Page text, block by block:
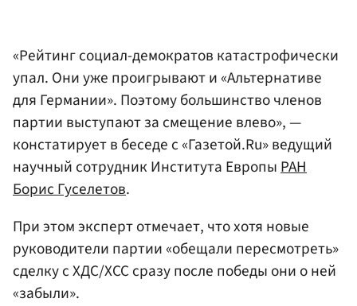
«Рейтинг социал-демократов катастрофически
упал. Они уже проигрывают и «Альтернативе
для Германии». Поэтому большинство членов
партии выступают за смещение влево», —
констатирует в беседе с «Газетой.Ru» ведущий
научный сотрудник Института ЕвропыРАН
Борис Гуселетов.
При этом эксперт отмечает, что хотя новые
руководители партии «обещали пересмотреть»
сделку с ХДС/ХСС сразу после победы они о ней
«забыли».